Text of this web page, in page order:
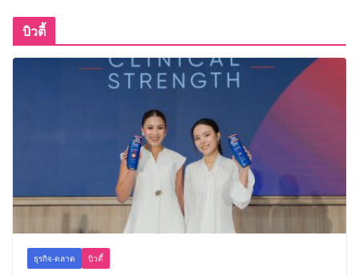
บิวตี้
ธุรกิจ-ตลาด บิวตี้